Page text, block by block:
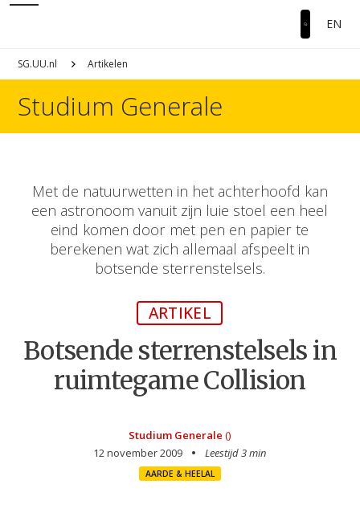
EN
SG.UU.nl Artikelen
Studium Generale
Met de natuurwetten in het achterhoofd kan
een astronoom vanuit zijn luie stoel een heel
eind komen door met pen en papier te
berekenen wat zich allemaal afspeelt in
botsende sterrenstelsels.
ARTIKEL
Botsende sterrenstelsels in
ruimtegame Collision
Studium Generale ()
12 november 2009
Leestijd 3 min
AARDE & HEELAL